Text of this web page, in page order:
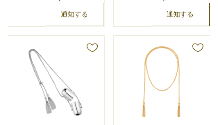
通知する 通知する